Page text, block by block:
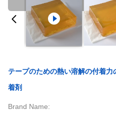
テープのための熱い溶解の付着
着剤
Brand Name: